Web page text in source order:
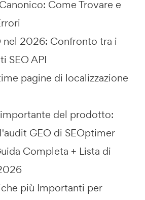
Come Trovare e
nel 2026: Confronto tra i
SEO API
pagine di localizzazione
del prodotto:
GEO di SEOptimer
Completa + Lista di
più Importanti per